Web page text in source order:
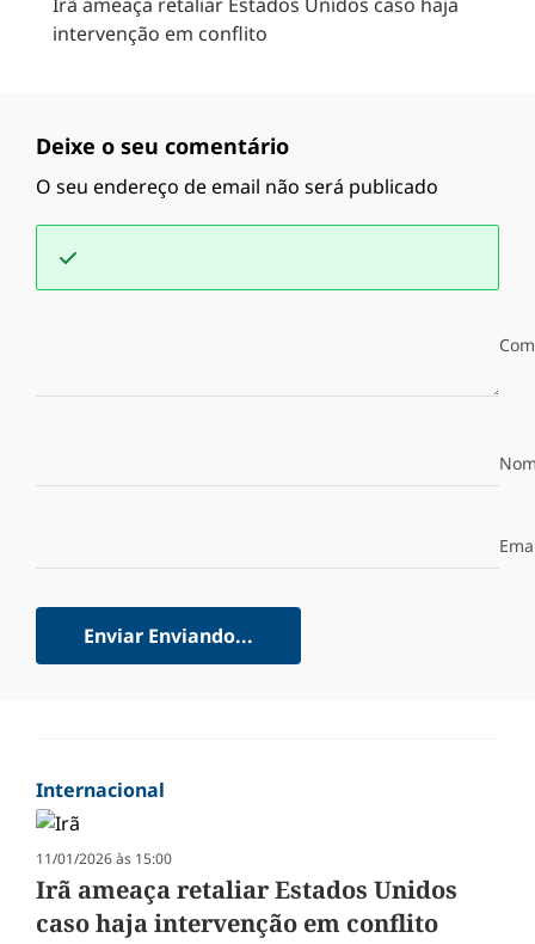
intervenção em conflito
Deixe o seu comentário
O seu endereço de email não será publicado
Enviar Enviando...
Internacional
11/01/2026 às 15:00
Irã ameaça retaliar Estados Unidos
caso haja intervenção em conflito